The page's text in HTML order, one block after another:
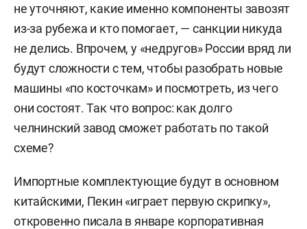
не уточняют, какие именно компоненты завозят
из-за рубежа и кто помогает, — санкции никуда
не делись. Впрочем, у «недругов» России вряд ли
будут сложности с тем, чтобы разобрать новые
машины «по косточкам» и посмотреть, из чего
они состоят. Так что вопрос: как долго
челнинский завод сможет работать по такой
схеме?
Импортные комплектующие будут в основном
китайскими, Пекин «играет первую скрипку»,
откровенно писала в январе корпоративная